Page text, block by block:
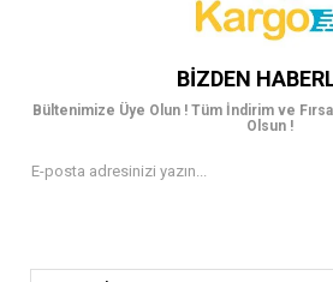
BIZDEN
Bültenimize Üye Olun ! Tüm İndirim ve
Olsun !